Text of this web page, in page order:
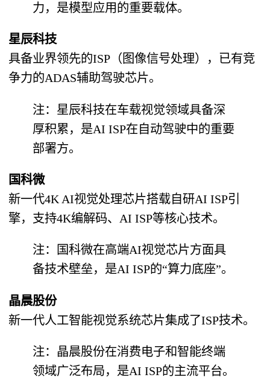
力，是模型应用的重要载体。
星辰科技
具备业界领先的ISP（图像信号处理），已有竞
争力的ADAS辅助驾驶芯片。
注：星辰科技在车载视觉领域具备深
厚积累，是AI ISP在自动驾驶中的重要
部署方。
国科微
新一代4K AI视觉处理芯片搭载自研AI ISP引
擎，支持4K编解码、AI ISP等核心技术。
注：国科微在高端AI视觉芯片方面具
备技术壁垒，是AI ISP的“算力底座”。
晶晨股份
新一代人工智能视觉系统芯片集成了ISP技术。
注：晶晨股份在消费电子和智能终端
领域广泛布局，是AI ISP的主流平台。